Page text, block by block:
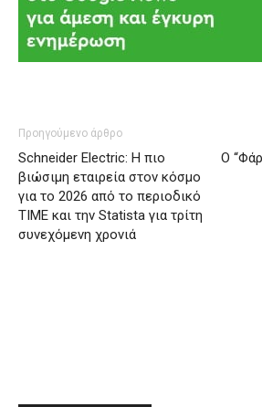
Προηγούμενο άρθρο
Schneider Electric: Η πιο
βιώσιμη εταιρεία στον κόσμο
για το 2026 από το περιοδικό
TIME και την Statista για τρίτη
συνεχόμενη χρονιά
Ο